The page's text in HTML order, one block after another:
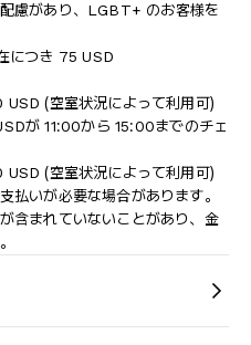
慮があり、LGBT+ のお客様を
につき 75 USD
(空室状況によって利用可)
が 11:00から 15:00までのチェ
(空室状況によって利用可)
払いが必要な場合があります。
含まれていないことがあり、金